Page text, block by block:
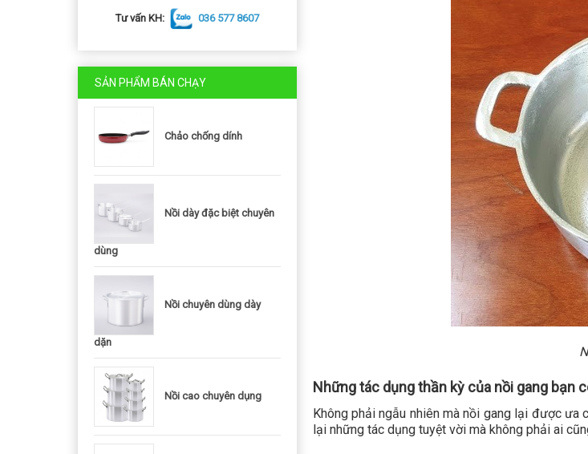
Tư vấn KH: 036 577 8607
SẢN PHẨM BÁN CHẠY
Chảo chống dính
Nồi dày đặc biệt chuyên
dùng
Nồi chuyên dùng dày
dặn
Nồi cao chuyên dụng
Những tác dụng thần kỳ của nồi gang bạn
Không phải ngẫu nhiên mà nồi gang lại được ưa
lại những tác dụng tuyệt vời mà không phải ai